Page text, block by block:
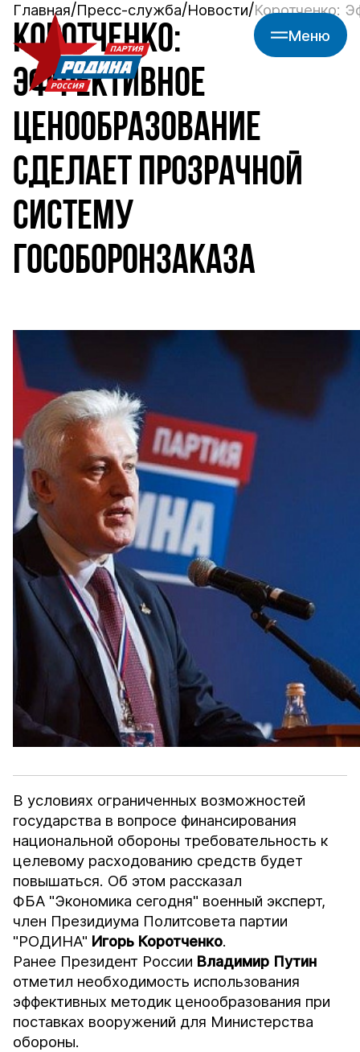
Меню
Главная Пресс-служба Новости Коротченко:
КОРОТЧЕНКО:
ЭФФЕКТИВНОЕ
ЦЕНООБРАЗОВАНИЕ
СДЕЛАЕТ ПРОЗРАЧНОЙ
СИСТЕМУ
ГОСОБОРОНЗАКАЗА
В условиях ограниченных возможностей
государства в вопросе финансирования
национальной обороны требовательность к
целевому расходованию средств будет
повышаться. Об этом рассказал
ФБА "Экономика сегодня" военный эксперт,
член Президиума Политсовета партии
"РОДИНА" Игорь Коротченко.
Ранее Президент России Владимир Путин
отметил необходимость использования
эффективных методик ценообразования при
поставках вооружений для Министерства
обороны.